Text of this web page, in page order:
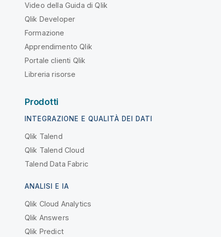
Video della Guida di Qlik
Qlik Developer
Formazione
Apprendimento Qlik
Portale clienti Qlik
Libreria risorse
Prodotti
INTEGRAZIONE E QUALITÀ DEI DATI
Qlik Talend
Qlik Talend Cloud
Talend Data Fabric
ANALISI E IA
Qlik Cloud Analytics
Qlik Answers
Qlik Predict